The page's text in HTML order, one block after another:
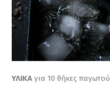
ΥΛΙΚΑ για 10 θήκες